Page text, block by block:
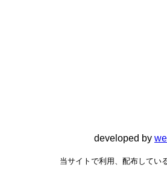
developed by
当サイトで利用、配布してい